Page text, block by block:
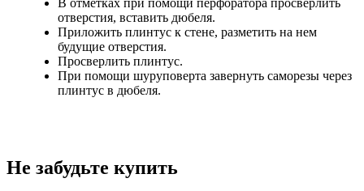
В отметках при помощи перфоратора просверлить
отверстия, вставить дюбеля.
Приложить плинтус к стене, разметить на нем
будущие отверстия.
Просверлить плинтус.
При помощи шуруповерта завернуть саморезы через
плинтус в дюбеля.
Не забудьте купить